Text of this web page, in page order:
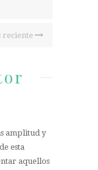
reciente
amplitud y
esta
aquellos